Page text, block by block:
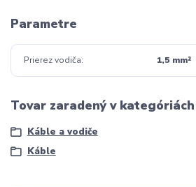
Parametre
Prierez vodiča 1,5 mm²
Tovar zaradený v kategóriách
Káble a vodiče
Káble